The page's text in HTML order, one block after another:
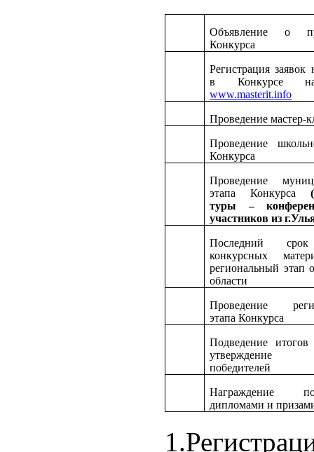
Объявление о
Конкурса
Регистрация заявок
в Конкурсе
www.masterit.info
Проведение мастер-
Проведение
Конкурса
Проведение
этапа Конкурса
туры –
участников из
Последний
конкурсных
региональный этап
области
Проведение
этапа Конкурса
Подведение итогов
утверждение
победителей
Награждение
дипломами и